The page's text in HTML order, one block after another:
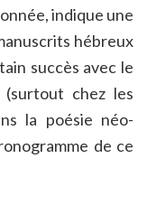
indique une
hébreux
succès avec le
(surtout chez les
la poésie néo-
de ce